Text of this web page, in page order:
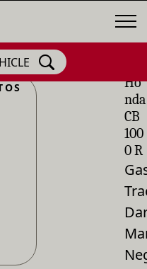
Ho
nda
CB
100
0 R